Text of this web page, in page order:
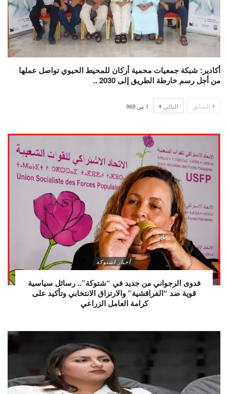
أكادير: شبكة جمعيات محمية أركان للمحيط الحيوي تواصل عملها
من أجل رسم خارطة الطريق إلى 2030 ..
السابق التالي 1 من 969
أخبار اشتوكة
فدوى الرجواني من جديد في “شتوكة”.. رسائل سياسية
قوية ضد “الفراقشية” والارتزاق الانتخابي وتأكيد على
كرامة العامل الزراعي